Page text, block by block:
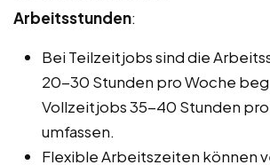
Arbeitsstunden:
Bei Teilzeitjobs sind die
20-30 Stunden pro Woche
Vollzeitjobs 35-40 Stunden
umfassen.
Flexible Arbeitszeiten können